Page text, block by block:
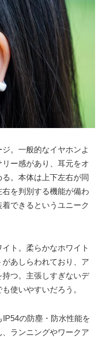
。一般的なイヤホンよ
ー感があり、耳元をオ
。本体は上下左右が同
を判別する機能が備わ
できるというユニーク
ト。柔らかなホワイト
あしらわれており、ア
つ。主張しすぎないデ
使いやすいだろう。
の防塵・防水性能を
ランニングやワークア